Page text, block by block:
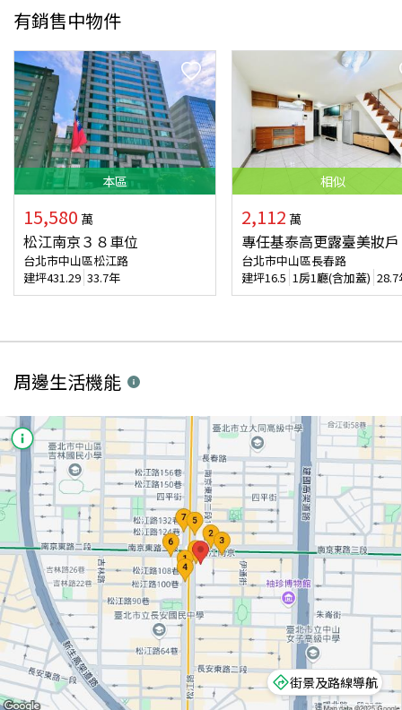
有銷售中物件
本區
15,580 萬
松江南京３８車位
台北市中山區松江路
建坪431.29 33.7年
相似
2,112 萬
專任基泰高更露臺美妝戶
台北市中山區長春路
建坪16.5 1房1廳(含加蓋) 28.7
周邊生活機能
街景及路線導航